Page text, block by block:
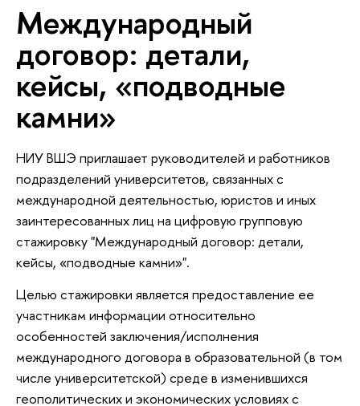
Международный
договор: детали,
кейсы, «подводные
камни»
НИУ ВШЭ приглашает руководителей и работников
подразделений университетов, связанных с
международной деятельностью, юристов и иных
заинтересованных лиц на цифровую групповую
стажировку "Международный договор: детали,
кейсы, «подводные камни»".
Целью стажировки является предоставление ее
участникам информации относительно
особенностей заключения/исполнения
международного договора в образовательной (в том
числе университетской) среде в изменившихся
геополитических и экономических условиях с